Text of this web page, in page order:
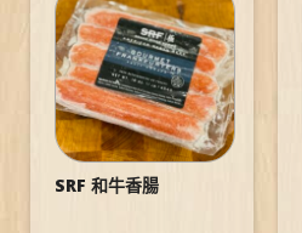
SRF 和牛香腸